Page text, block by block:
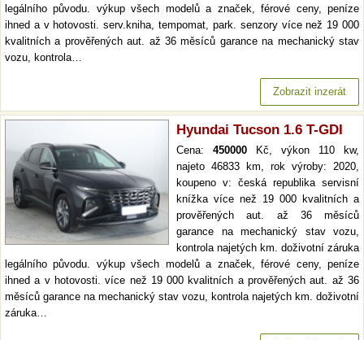
legálního původu. výkup všech modelů a značek, férové ceny, peníze
ihned a v hotovosti. serv.kniha, tempomat, park. senzory více než 19 000
kvalitních a prověřených aut. až 36 měsíců garance na mechanický stav
vozu, kontrola…
Zobrazit inzerát
Hyundai Tucson 1.6 T-GDI
Cena: 450000 Kč, výkon 110 kw,
najeto 46833 km, rok výroby: 2020,
koupeno v: česká republika servisní
knížka více než 19 000 kvalitních a
prověřených aut. až 36 měsíců
garance na mechanický stav vozu,
kontrola najetých km. doživotní záruka
legálního původu. výkup všech modelů a značek, férové ceny, peníze
ihned a v hotovosti. více než 19 000 kvalitních a prověřených aut. až 36
měsíců garance na mechanický stav vozu, kontrola najetých km. doživotní
záruka…